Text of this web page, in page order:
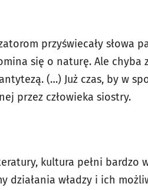
przyświecały słowa
się o naturę. Ale chyba
(…) Już czas, by w
przez człowieka siostry.
kultura pełni bardzo
działania władzy i ich